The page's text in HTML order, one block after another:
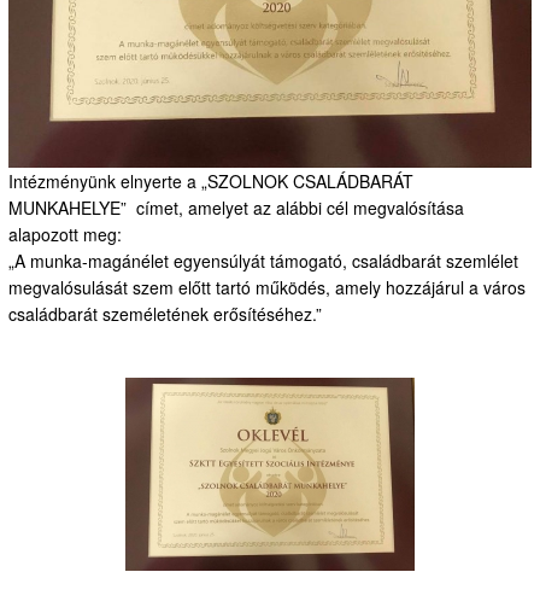
Intézményünk elnyerte a „SZOLNOK CSALÁDBARÁT
MUNKAHELYE” címet, amelyet az alábbi cél megvalósítása
alapozott meg:
„A munka-magánélet egyensúlyát támogató, családbarát szemlélet
megvalósulását szem előtt tartó működés, amely hozzájárul a város
családbarát személetének erősítéséhez.”